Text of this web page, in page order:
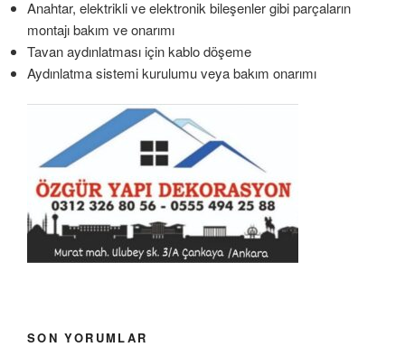
Anahtar, elektrikli ve elektronik bileşenler gibi parçaların
montajı bakım ve onarımı
Tavan aydınlatması için kablo döşeme
Aydınlatma sistemi kurulumu veya bakım onarımı
SON YORUMLAR